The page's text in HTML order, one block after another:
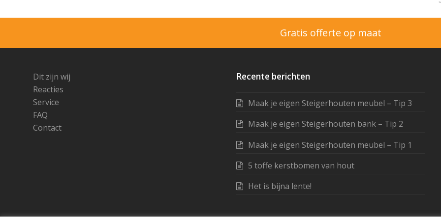
Gratis offerte op maat
Dit zijn wij
Reacties
Service
FAQ
Contact
Recente berichten
Maak je eigen Steigerhouten meubel – Tip 3
Maak je eigen Steigerhouten bank – Tip 2
Maak je eigen Steigerhouten meubel – Tip 1
5 toffe kerstbomen van hout
Het is bijna lente!